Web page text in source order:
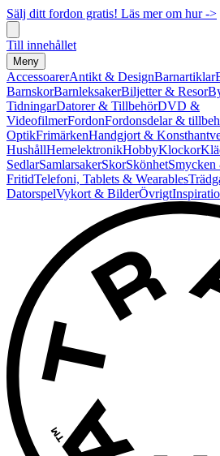
Sälj ditt fordon gratis! Läs mer om hur ->
Till innehållet
Meny
AccessoarerAntikt & DesignBarnartiklar
BarnskorBarnleksakerBiljetter & Resor
TidningarDatorer & TillbehörDVD &
VideofilmerFordonFordonsdelar &
OptikFrimärkenHandgjort &
HushållHemelektronikHobbyKlockor
SedlarSamlarsakerSkorSkönhet
FritidTelefoni, Tablets & Wearables
DatorspelVykort & BilderÖvrigt